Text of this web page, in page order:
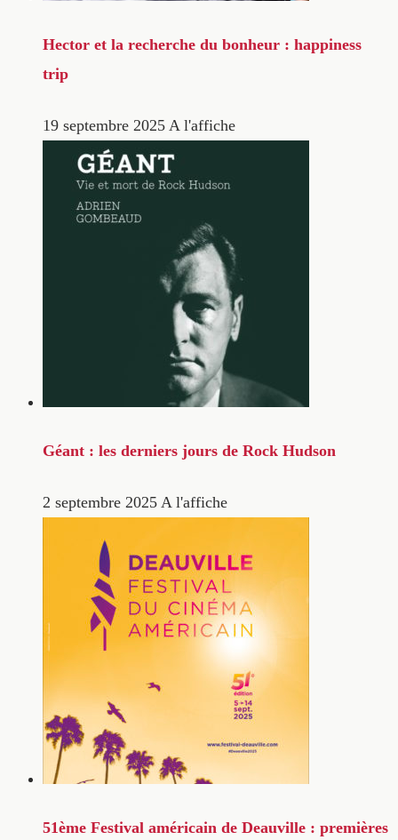
Hector et la recherche du bonheur : happiness
trip
19 septembre 2025 A l'affiche
Géant : les derniers jours de Rock Hudson
2 septembre 2025 A l'affiche
51ème Festival américain de Deauville : premières